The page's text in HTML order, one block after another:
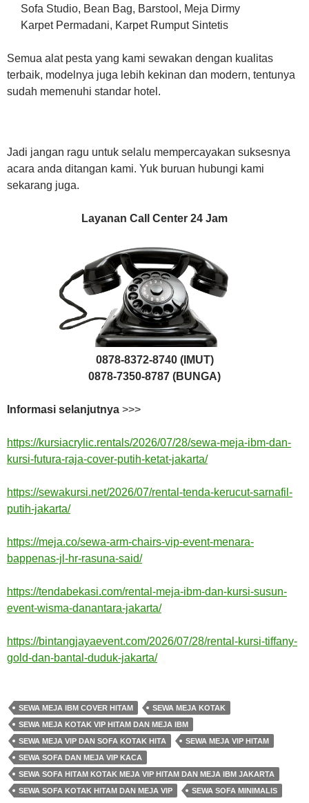
Sofa Studio, Bean Bag, Barstool, Meja Dirmy
Karpet Permadani, Karpet Rumput Sintetis
Semua alat pesta yang kami sewakan dengan kualitas
terbaik, modelnya juga lebih kekinan dan modern, tentunya
sudah memenuhi standar hotel.
Jadi jangan ragu untuk selalu mempercayakan suksesnya
acara anda ditangan kami. Yuk buruan hubungi kami
sekarang juga.
Layanan Call Center 24 Jam
0878-8372-8740 (IMUT)
0878-7350-8787 (BUNGA)
Informasi selanjutnya >>>
https://kursiacrylic.rentals/2026/07/28/sewa-meja-ibm-dan-
kursi-futura-raja-cover-putih-ketat-jakarta/
https://sewakursi.net/2026/07/rental-tenda-kerucut-sarnafil-
putih-jakarta/
https://meja.co/sewa-arm-chairs-vip-event-menara-
bappenas-jl-hr-rasuna-said/
https://tendabekasi.com/rental-meja-ibm-dan-kursi-susun-
event-wisma-danantara-jakarta/
https://bintangjayaevent.com/2026/07/28/rental-kursi-tiffany-
gold-dan-bantal-duduk-jakarta/
SEWA MEJA IBM COVER HITAM
SEWA MEJA KOTAK
SEWA MEJA KOTAK VIP HITAM DAN MEJA IBM
SEWA MEJA VIP DAN SOFA KOTAK HITA
SEWA MEJA VIP HITAM
SEWA SOFA DAN MEJA VIP KACA
SEWA SOFA HITAM KOTAK MEJA VIP HITAM DAN MEJA IBM JAKARTA
SEWA SOFA KOTAK HITAM DAN MEJA VIP
SEWA SOFA MINIMALIS